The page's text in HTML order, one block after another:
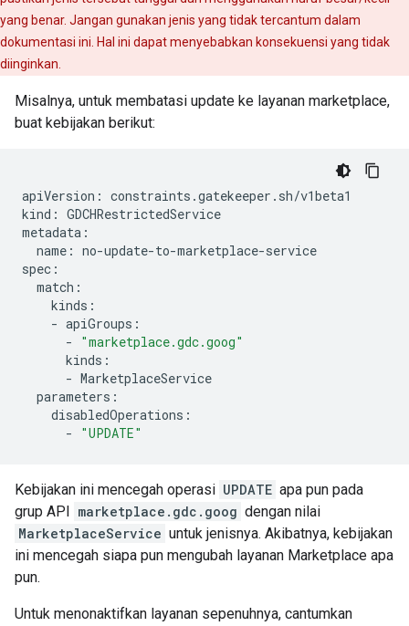
yang benar. Jangan gunakan jenis yang tidak tercantum dalam
dokumentasi ini. Hal ini dapat menyebabkan konsekuensi yang tidak
diinginkan.
Misalnya, untuk membatasi update ke layanan marketplace,
buat kebijakan berikut:
apiVersion: constraints.gatekeeper.sh/v1beta1
kind: GDCHRestrictedService
name: no-update-to-marketplace-service
-
-
"marketplace.gdc.goog"
-
-
"UPDATE"
Kebijakan ini mencegah operasi UPDATE apa pun pada
grup API marketplace.gdc.goog dengan nilai
MarketplaceService untuk jenisnya. Akibatnya, kebijakan
ini mencegah siapa pun mengubah layanan Marketplace apa
pun.
Untuk menonaktifkan layanan sepenuhnya, cantumkan